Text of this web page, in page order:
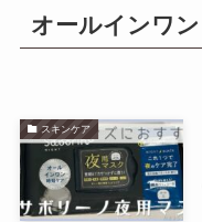
オールインワン
スキンケア